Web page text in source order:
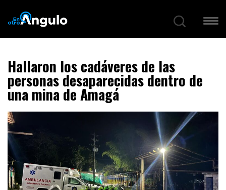
Hallaron los cadáveres de las
personas desaparecidas dentro de
una mina de Amagá